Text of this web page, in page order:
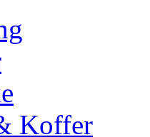
Koffer